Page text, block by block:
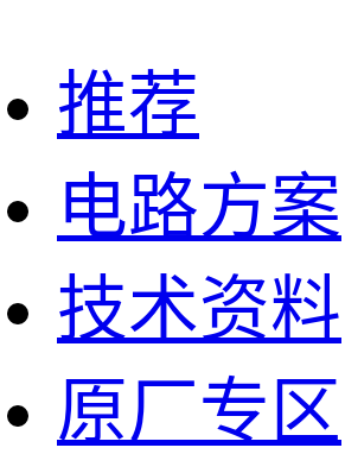
推荐
电路方案
技术资料
原厂专区